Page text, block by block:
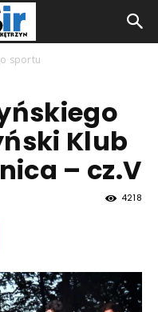
sportu
Klub
– cz.V
4218